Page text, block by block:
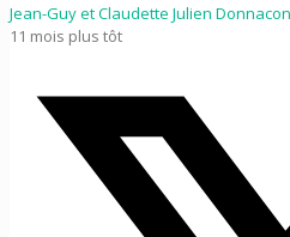
Jean-Guy et Claudette Julien
11 mois plus tôt